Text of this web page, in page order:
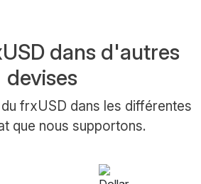
dans d'autres
devises
frxUSD dans les différentes
que nous supportons.